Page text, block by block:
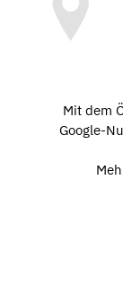
Mit dem
Google-